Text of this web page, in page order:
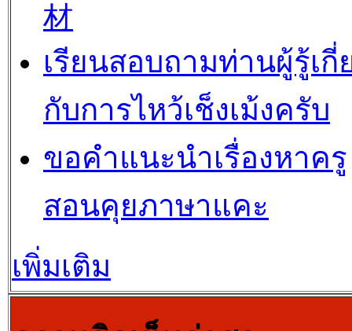
材
เรียนสอบถามท่านผู้รู้เกี่
กับการไหว้เช็งเม้งครับ
ขอคำแนะนำเรื่องหาครู
สอนคุยภาษาแคะ
เพิ่มเติม